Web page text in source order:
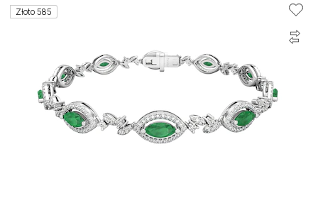
Złoto 585